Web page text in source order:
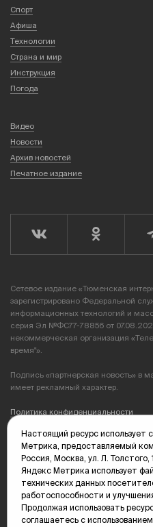
Спорт
Афиша
Технологии
Страна и мир
Инструкция
Погода
Видео
Новости
Архив новостей
Печатное издание
Сетевое издание «Тюменская
зарегистрировано Федеральной
информационных технологий и
серия Эл №ФС77-78856 от
некоммерческая организация
время"».
Подпись «партнерская новость» в
имеет рекламный характер.
Политика конфиденциальности
Редакция: 625035, Тюмень, пр.
(3452) 68-89-05
edit@vsluh.ru
Главный редактор: Панкина Т.Ю.
kika@vsluh.ru
По вопросам рекламы:
Настоящий ресурс использует
Метрика, предоставляемый
Россия, Москва, ул. Л.
Яндекс Метрика использует
технических данных
работоспособности и
Продолжая использовать
соглашаетесь с